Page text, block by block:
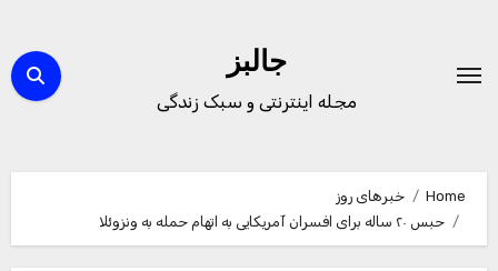
content
جالبز
مجله اینترنتی و سبک زندگی
Home
خبرهای روز
حبس ۲۰ ساله برای افسران آمریکایی به اتهام حمله به ونزوئلا